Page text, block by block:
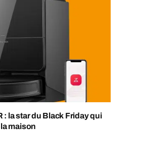
: la star du Black Friday qui
maison